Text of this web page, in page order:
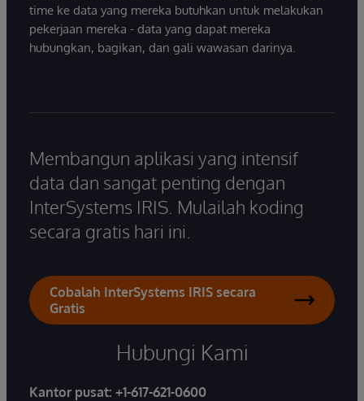
time ke data yang mereka butuhkan untuk melakukan
pekerjaan mereka - data yang dapat mereka
hubungkan, bagikan, dan gali wawasan darinya.
Membangun aplikasi yang intensif
data dan sangat penting dengan
InterSystems IRIS. Mulailah koding
secara gratis hari ini.
Cobalah InterSystems IRIS secara
Gratis
Hubungi Kami
Kantor pusat: +1-617-621-0600